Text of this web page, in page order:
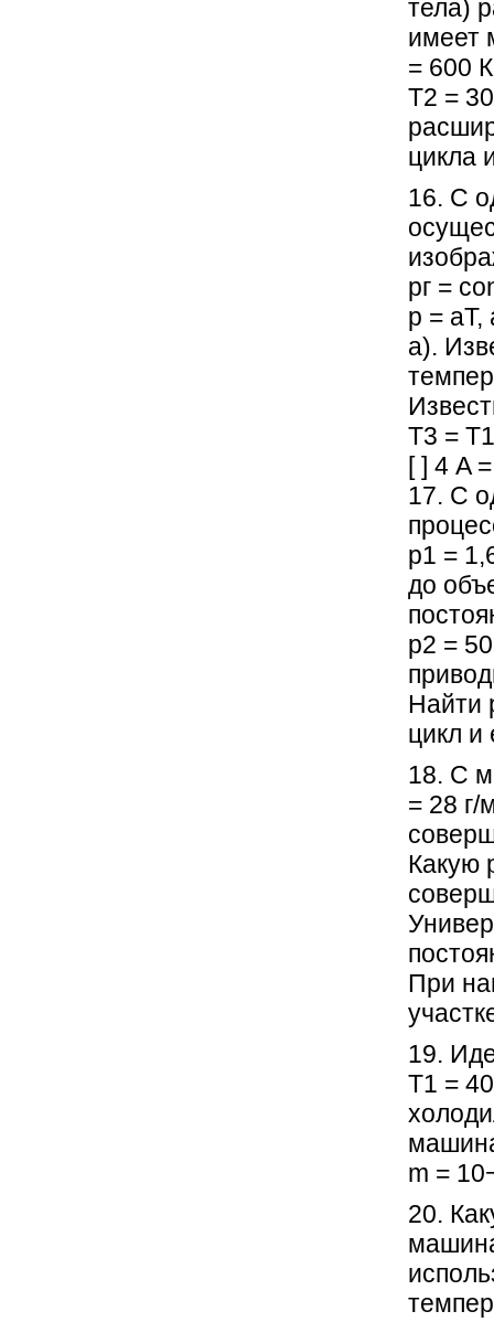
тела)
имеет
= 600
Т2 =
цикла
16. С
рг =
р = аТ,
а).
Т3 =
[ ] 4 A
17. С
р1 =
до
р2 =
Найти
цикл и
18. С
= 28 г/
Какую
При
19.
T1 =
m =
20.